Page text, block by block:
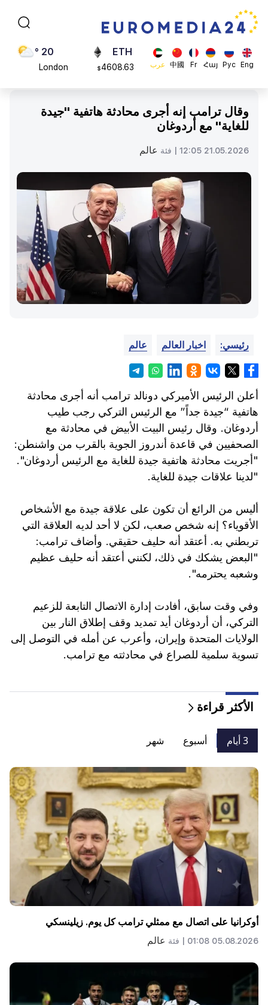
Eng
Рус
Հայ
Fr
中國 عرب
ADA
0.868816
ETH
$4608.63
20 °
London
23 °
23 °
Madrid
وقال ترامب إنه أجرى محادثة هاتفية "جيدة
للغاية" مع أردوغان
21.05.2026 12:05 | فئة عالم
رئيسي: اخبار العالم عالم
أعلن الرئيس الأميركي دونالد ترامب أنه أجرى محادثة
هاتفية “جيدة جداً” مع الرئيس التركي رجب طيب
أردوغان. وقال رئيس البيت الأبيض في محادثة مع
الصحفيين في قاعدة أندروز الجوية بالقرب من واشنطن:
"أجريت محادثة هاتفية جيدة للغاية مع الرئيس أردوغان".
"لدينا علاقات جيدة للغاية.
أليس من الرائع أن تكون على علاقة جيدة مع الأشخاص
الأقوياء؟ إنه شخص صعب، لكن لا أحد لديه العلاقة التي
تربطني به. أعتقد أنه حليف حقيقي. وأضاف ترامب:
"البعض يشكك في ذلك، لكنني أعتقد أنه حليف عظيم
وشعبه يحترمه".
وفي وقت سابق، أفادت إدارة الاتصال التابعة للزعيم
التركي، أن أردوغان أيد تمديد وقف إطلاق النار بين
الولايات المتحدة وإيران، وأعرب عن أمله في التوصل إلى
تسوية سلمية للصراع في محادثته مع ترامب.
الأكثر قراءة
3 أيام أسبوع شهر
أوكرانيا على اتصال مع ممثلي ترامب كل يوم. زيلينسكي
05.08.2026 01:08 | فئة عالم